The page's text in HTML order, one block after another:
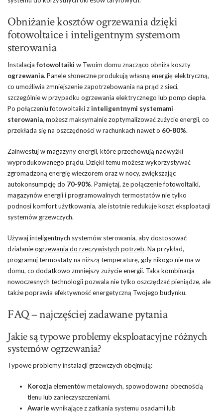
Obniżanie kosztów ogrzewania dzięki
fotowoltaice i inteligentnym systemom
sterowania
Instalacja fotowoltaiki w Twoim domu znacząco obniża koszty
ogrzewania. Panele słoneczne produkują własną energię elektryczną,
co umożliwia zmniejszenie zapotrzebowania na prąd z sieci,
szczególnie w przypadku ogrzewania elektrycznego lub pomp ciepła.
Po połączeniu fotowoltaiki zinteligentnymi systemami
sterowania, możesz maksymalnie zoptymalizować zużycie energii, co
przekłada się na oszczędności w rachunkach nawet o 60-80%.
Zainwestuj w magazyny energii, które przechowują nadwyżki
wyprodukowanego prądu. Dzięki temu możesz wykorzystywać
zgromadzoną energię wieczorem oraz w nocy, zwiększając
autokonsumpcję do 70-90%. Pamiętaj, że połączenie fotowoltaiki,
magazynów energii i programowalnych termostatów nie tylko
podnosi komfort użytkowania, ale istotnie redukuje koszt eksploatacji
systemów grzewczych.
Używaj inteligentnych systemów sterowania, aby dostosować
działanieogrzewania do rzeczywistych potrzeb. Na przykład,
programuj termostaty na niższą temperaturę, gdy nikogo nie ma w
domu, co dodatkowo zmniejszy zużycie energii. Taka kombinacja
nowoczesnych technologii pozwala nie tylko oszczędzać pieniądze, ale
także poprawia efektywność energetyczną Twojego budynku.
FAQ – najczęściej zadawane pytania
Jakie są typowe problemy eksploatacyjne różnych
systemów ogrzewania?
Typowe problemy instalacji grzewczych obejmują:
Korozjaelementów metalowych, spowodowana obecnością
tlenu lub zanieczyszczeniami.
Awarie wynikające z zatkania systemu osadami lub